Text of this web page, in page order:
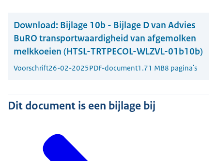
Download: Bijlage 10b - Bijlage D van Advies
BuRO transportwaardigheid van afgemolken
melkkoeien (HTSL-TRTPECOL-WLZVL-01b10b)
Voorschrift26-02-2025PDF-document1.71 MB8 pagina's
Dit document is een bijlage bij